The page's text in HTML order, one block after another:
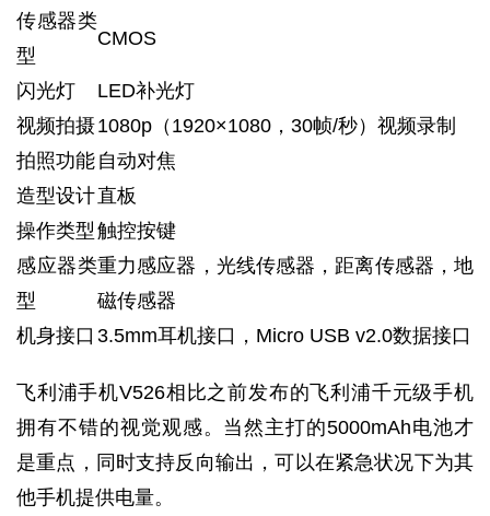
传感器类
型
CMOS
闪光灯
LED补光灯
视频拍摄1080p（1920×1080，30帧/秒）视频录制
拍照功能 自动对焦
造型设计直板
操作类型 触控按键
感应器类
型
重力感应器，光线传感器，距离传感器，地
磁传感器
机身接口 3.5mm耳机接口，Micro USB v2.0数据接口
飞利浦手机V526相比之前发布的飞利浦千元级手机
拥有不错的视觉观感。当然主打的5000mAh电池才
是重点，同时支持反向输出，可以在紧急状况下为其
他手机提供电量。